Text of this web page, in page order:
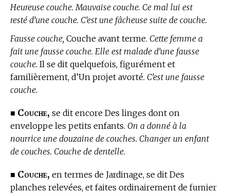
Heureuse couche. Mauvaise couche. Ce mal lui est
resté d’une couche. C’est une fâcheuse suite de couche.
Fausse couche, Couche avant terme. Cette femme a
fait une fausse couche. Elle est malade d’une fausse
couche. Il se dit quelquefois, figurément et
familièrement, d’Un projet avorté. C’est une fausse
couche.
■ Couche, se dit encore Des linges dont on
enveloppe les petits enfants. On a donné à la
nourrice une douzaine de couches. Changer un enfant
de couches. Couche de dentelle.
■ Couche, en termes de Jardinage, se dit Des
planches relevées, et faites ordinairement de fumier